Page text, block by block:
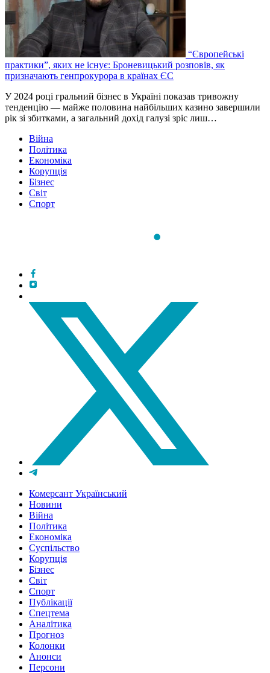
“Європейські
практики”, яких не існує: Броневицький розповів, як
призначають генпрокурора в країнах ЄС
У 2024 році гральний бізнес в Україні показав тривожну
тенденцію — майже половина найбільших казино завершили
рік зі збитками, а загальний дохід галузі зріс лиш…
Війна
Політика
Економіка
Корупція
Бізнес
Світ
Спорт
Комерсант Український
Новини
Війна
Політика
Економіка
Суспільство
Корупція
Бізнес
Світ
Спорт
Публікації
Спецтема
Аналітика
Прогноз
Колонки
Анонси
Персони